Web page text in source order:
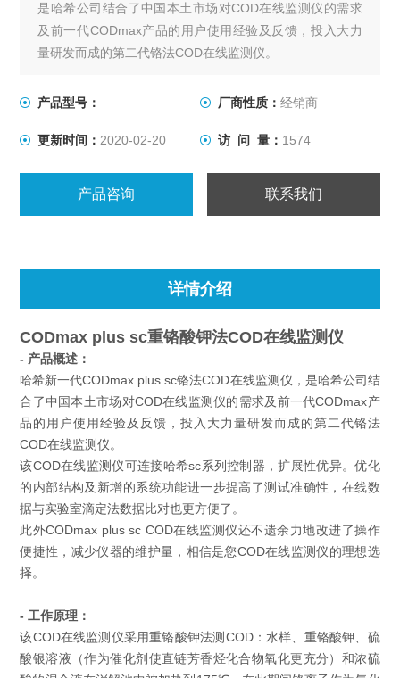
是哈希公司结合了中国本土市场对COD在线监测仪的需求
及前一代CODmax产品的用户使用经验及反馈，投入大力
量研发而成的第二代铬法COD在线监测仪。
产品型号： 厂商性质： 经销商
更新时间： 2020-02-20 访 问 量： 1574
产品咨询 联系我们
详情介绍
CODmax plus sc重铬酸钾法COD在线监测仪
- 产品概述：
哈希新一代CODmax plus sc铬法COD在线监测仪，是哈希公司结
合了中国本土市场对COD在线监测仪的需求及前一代CODmax产
品的用户使用经验及反馈，投入大力量研发而成的第二代铬法
COD在线监测仪。
该COD在线监测仪可连接哈希sc系列控制器，扩展性优异。优化
的内部结构及新增的系统功能进一步提高了测试准确性，在线数
据与实验室滴定法数据比对也更方便了。
此外CODmax plus sc COD在线监测仪还不遗余力地改进了操作
便捷性，减少仪器的维护量，相信是您COD在线监测仪的理想选
择。
- 工作原理：
该COD在线监测仪采用重铬酸钾法测COD：水样、重铬酸钾、硫
酸银溶液（作为催化剂使直链芳香烃化合物氧化更充分）和浓硫